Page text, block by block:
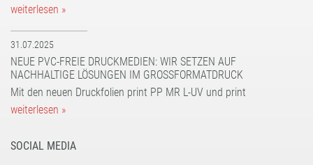
weiterlesen »
31.07.2025
NEUE PVC-FREIE DRUCKMEDIEN: WIR SETZEN AUF
NACHHALTIGE LÖSUNGEN IM GROSSFORMATDRUCK
Mit den neuen Druckfolien print PP MR L-UV und print
weiterlesen »
SOCIAL MEDIA